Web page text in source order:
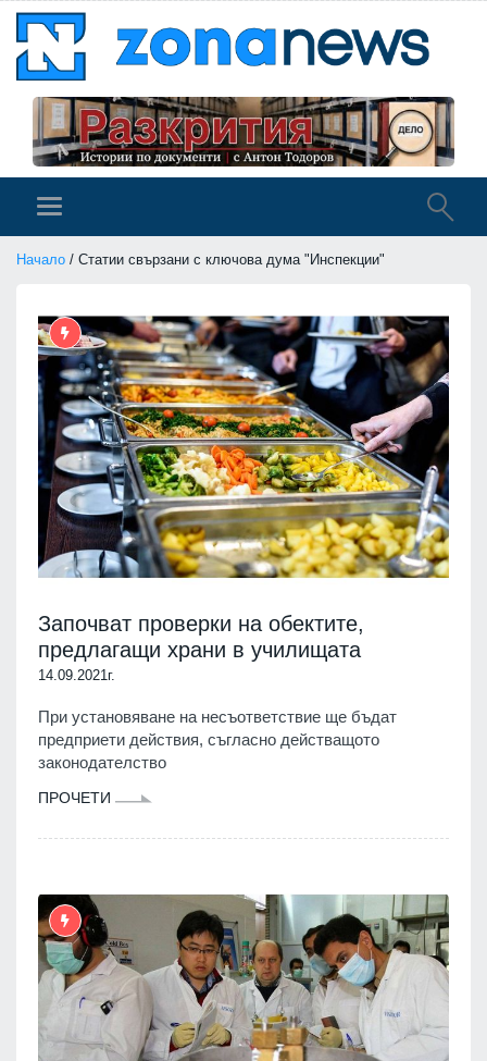
Начало / Статии свързани с ключова дума "Инспекции"
Започват проверки на обектите,
предлагащи храни в училищата
14.09.2021г.
При установяване на несъответствие ще бъдат
предприети действия, съгласно действащото
законодателство
ПРОЧЕТИ